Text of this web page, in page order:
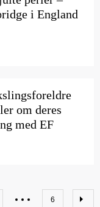
i England
om deres
med EF
6